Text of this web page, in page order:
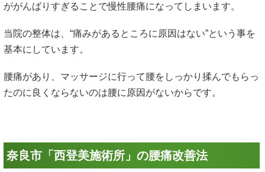
ががんばりすぎることで慢性腰痛になってしまいます。
当院の整体は、“痛みがあるところに原因はない”という事を
基本にしています。
腰痛があり、マッサージに行って腰をしっかり揉んでもらっ
たのに良くならないのは腰に原因がないからです。
奈良市「西登美施術所」の腰痛改善法